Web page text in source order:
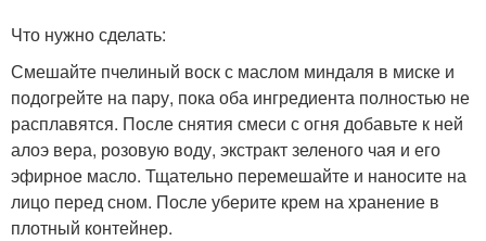
Что нужно сделать:
Смешайте пчелиный воск с маслом миндаля в миске и
подогрейте на пару, пока оба ингредиента полностью не
расплавятся. После снятия смеси с огня добавьте к ней
алоэ вера, розовую воду, экстракт зеленого чая и его
эфирное масло. Тщательно перемешайте и наносите на
лицо перед сном. После уберите крем на хранение в
плотный контейнер.